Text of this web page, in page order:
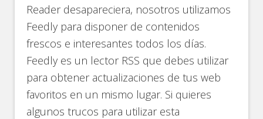
Reader desapareciera, nosotros utilizamos
Feedly para disponer de contenidos
frescos e interesantes todos los días.
Feedly es un lector RSS que debes utilizar
para obtener actualizaciones de tus web
favoritos en un mismo lugar. Si quieres
algunos trucos para utilizar esta